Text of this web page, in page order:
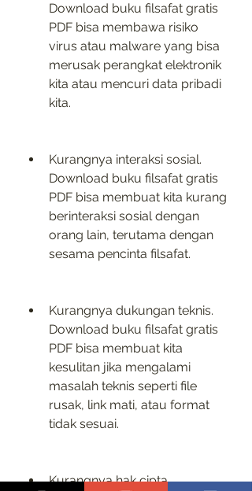
Download buku filsafat gratis
PDF bisa membawa risiko
virus atau malware yang bisa
merusak perangkat elektronik
kita atau mencuri data pribadi
kita.
Kurangnya interaksi sosial.
Download buku filsafat gratis
PDF bisa membuat kita kurang
berinteraksi sosial dengan
orang lain, terutama dengan
sesama pencinta filsafat.
Kurangnya dukungan teknis.
Download buku filsafat gratis
PDF bisa membuat kita
kesulitan jika mengalami
masalah teknis seperti file
rusak, link mati, atau format
tidak sesuai.
Kurangnya hak cipta.